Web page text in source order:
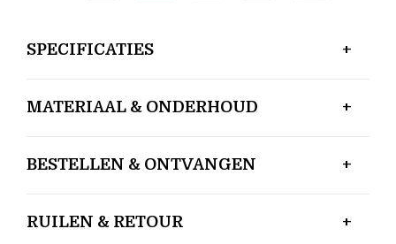
SPECIFICATIES
MATERIAAL & ONDERHOUD
BESTELLEN & ONTVANGEN
RUILEN & RETOUR